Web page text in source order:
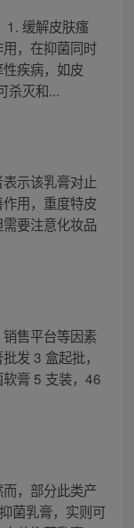
1. 缓解皮肤瘙
，在抑菌同时
疾病，如皮
杀灭和...
示该乳膏对止
用，重度特皮
要注意化妆品
售平台等因素
发 3 盒起批，
膏 5 支装，46
，部分此类产
菌乳膏，实则可